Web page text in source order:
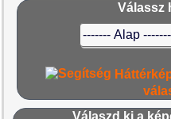
Válassz
Válaszd ki a